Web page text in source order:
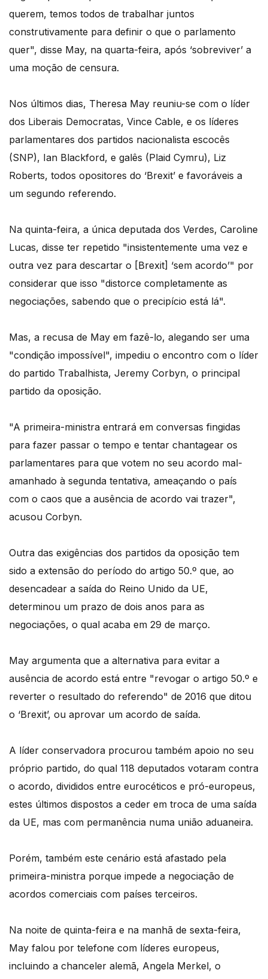
querem, temos todos de trabalhar juntos
construtivamente para definir o que o parlamento
quer", disse May, na quarta-feira, após ‘sobreviver’ a
uma moção de censura.
Nos últimos dias, Theresa May reuniu-se com o líder
dos Liberais Democratas, Vince Cable, e os líderes
parlamentares dos partidos nacionalista escocês
(SNP), Ian Blackford, e galês (Plaid Cymru), Liz
Roberts, todos opositores do ‘Brexit’ e favoráveis a
um segundo referendo.
Na quinta-feira, a única deputada dos Verdes, Caroline
Lucas, disse ter repetido "insistentemente uma vez e
outra vez para descartar o [Brexit] ‘sem acordo’" por
considerar que isso "distorce completamente as
negociações, sabendo que o precipício está lá".
Mas, a recusa de May em fazê-lo, alegando ser uma
"condição impossível", impediu o encontro com o líder
do partido Trabalhista, Jeremy Corbyn, o principal
partido da oposição.
"A primeira-ministra entrará em conversas fingidas
para fazer passar o tempo e tentar chantagear os
parlamentares para que votem no seu acordo mal-
amanhado à segunda tentativa, ameaçando o país
com o caos que a ausência de acordo vai trazer",
acusou Corbyn.
Outra das exigências dos partidos da oposição tem
sido a extensão do período do artigo 50.º que, ao
desencadear a saída do Reino Unido da UE,
determinou um prazo de dois anos para as
negociações, o qual acaba em 29 de março.
May argumenta que a alternativa para evitar a
ausência de acordo está entre "revogar o artigo 50.º e
reverter o resultado do referendo" de 2016 que ditou
o ‘Brexit’, ou aprovar um acordo de saída.
A líder conservadora procurou também apoio no seu
próprio partido, do qual 118 deputados votaram contra
o acordo, divididos entre eurocéticos e pró-europeus,
estes últimos dispostos a ceder em troca de uma saída
da UE, mas com permanência numa união aduaneira.
Porém, também este cenário está afastado pela
primeira-ministra porque impede a negociação de
acordos comerciais com países terceiros.
Na noite de quinta-feira e na manhã de sexta-feira,
May falou por telefone com líderes europeus,
incluindo a chanceler alemã, Angela Merkel, o